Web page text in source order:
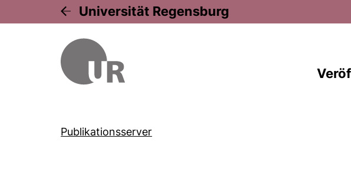
Universität Regensburg
Publikationsserver